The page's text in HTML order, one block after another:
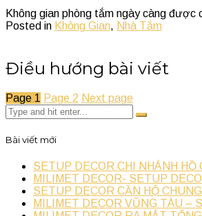
Không gian phòng tắm ngày càng
Posted in Không Gian, Nhà Tắm
Điều hướng bài viết
Page 1 Page 2 Next page
Bài viết mới
SETUP DECOR CHI NHÁNH
MILIMET DECOR- SETUP
SETUP DECOR CĂN HỘ
MILIMET DECOR VŨNG TÀU –